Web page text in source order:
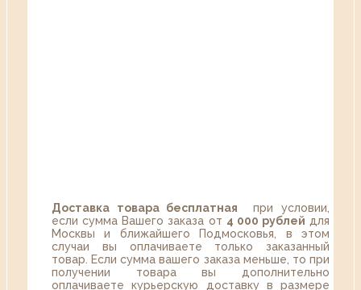
Доставка товара бесплатная при условии,
если сумма Вашего заказа от 4 000 рублей для
Москвы и ближайшего Подмосковья, в этом
случаи вы оплачиваете только заказанный
товар. Если сумма вашего заказа меньше, то при
получении товара вы дополнительно
оплачиваете курьерскую доставку в размере